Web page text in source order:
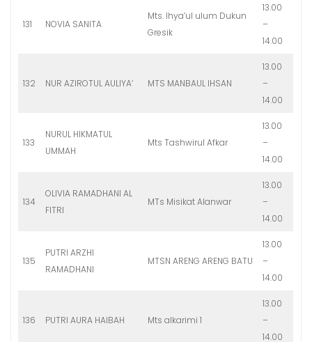
131 NOVIA SANITA
Mts. Ihya’ul ulum Dukun
Gresik
13.00
–
14.00
132 NUR AZIROTUL AULIYA’ MTS MANBAUL IHSAN
13.00
–
14.00
133
NURUL HIKMATUL
UMMAH
Mts Tashwirul Afkar
13.00
–
14.00
134
OLIVIA RAMADHANI AL
FITRI
MTs Misikat Alanwar
13.00
–
14.00
135
PUTRI ARZHI
RAMADHANI
MTSN ARENG ARENG BATU
13.00
–
14.00
136 PUTRI AURA HAIBAH Mts alkarimi 1
13.00
–
14.00